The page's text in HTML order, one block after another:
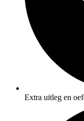
Extra uitleg en